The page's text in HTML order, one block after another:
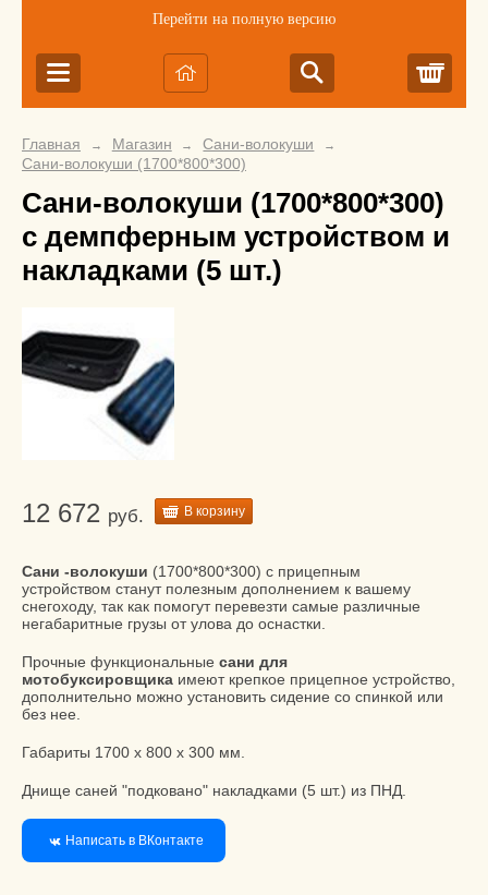
Перейти на полную версию
Главная → Магазин → Сани-волокуши →
Сани-волокуши (1700*800*300)
Сани-волокуши (1700*800*300)
с демпферным устройством и
накладками (5 шт.)
12 672 руб. В корзину
Сани -волокуши (1700*800*300) с прицепным
устройством станут полезным дополнением к вашему
снегоходу, так как помогут перевезти самые различные
негабаритные грузы от улова до оснастки.
Прочные функциональные сани для
мотобуксировщика имеют крепкое прицепное устройство,
дополнительно можно установить сидение со спинкой или
без нее.
Габариты 1700 х 800 х 300 мм.
Днище саней "подковано" накладками (5 шт.) из ПНД.
Написать в ВКонтакте